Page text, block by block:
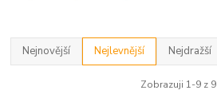
Nejnovější Nejlevnější Nejdražší
Zobrazuji 1-9 z 9